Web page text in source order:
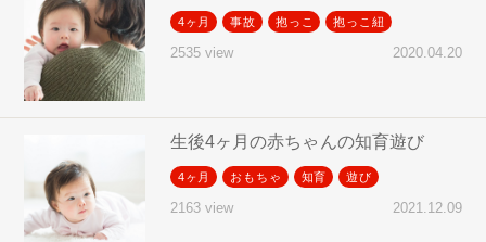
4ヶ月 事故 抱っこ 抱っこ紐
2535 view 2020.04.20
生後4ヶ月の赤ちゃんの知育遊び
4ヶ月 おもちゃ 知育 遊び
2163 view 2021.12.09